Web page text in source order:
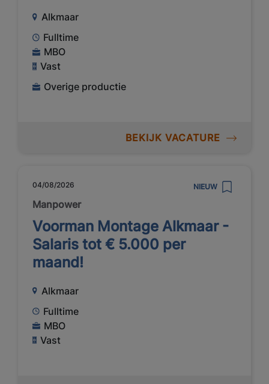
Alkmaar
Fulltime
MBO
Vast
Overige productie
BEKIJK VACATURE
04/08/2026 NIEUW
Manpower
Voorman Montage Alkmaar -
Salaris tot € 5.000 per
maand!
Alkmaar
Fulltime
MBO
Vast